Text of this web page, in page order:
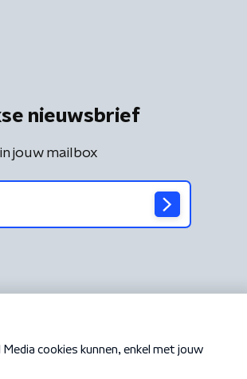
nieuwsbrief
jouw mailbox